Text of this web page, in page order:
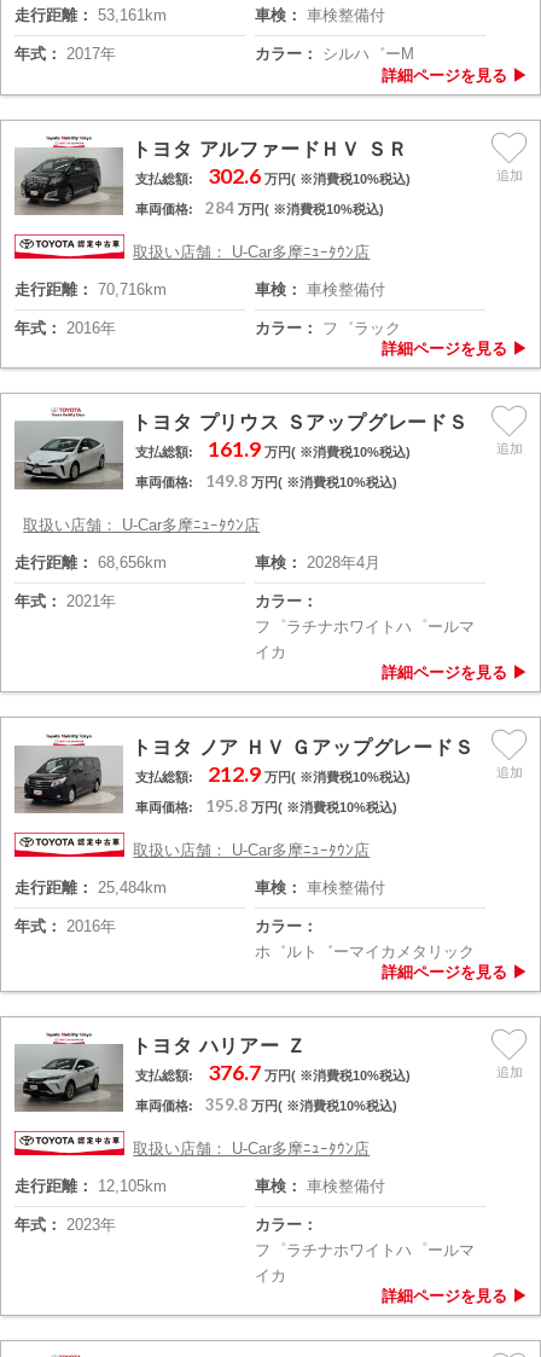
走行距離： 53,161km 車検： 車検整備付
年式： 2017年 カラー： シルハ゛ーM
トヨタ アルファードＨＶ ＳＲ
支払総額: 302.6万円( ※消費税10%税込)
車両価格: 284 万円( ※消費税10%税込)
取扱い店舗： U-Car多摩ﾆｭｰﾀｳﾝ店
走行距離： 70,716km 車検： 車検整備付
年式： 2016年 カラー： フ゛ラック
トヨタ プリウス ＳアップグレードＳ
支払総額: 161.9万円( ※消費税10%税込)
車両価格: 149.8 万円( ※消費税10%税込)
取扱い店舗： U-Car多摩ﾆｭｰﾀｳﾝ店
走行距離： 68,656km 車検： 2028年4月
年式： 2021年
カラー：
フ゜ラチナホワイトハ゜ールマ
イカ
トヨタ ノア ＨＶ ＧアップグレードＳ
支払総額: 212.9万円( ※消費税10%税込)
車両価格: 195.8 万円( ※消費税10%税込)
取扱い店舗： U-Car多摩ﾆｭｰﾀｳﾝ店
走行距離： 25,484km 車検： 車検整備付
年式： 2016年
カラー：
ホ゛ルト゛ーマイカメタリック
トヨタ ハリアー Ｚ
支払総額: 376.7万円( ※消費税10%税込)
車両価格: 359.8 万円( ※消費税10%税込)
取扱い店舗： U-Car多摩ﾆｭｰﾀｳﾝ店
走行距離： 12,105km 車検： 車検整備付
年式： 2023年
カラー：
フ゜ラチナホワイトハ゜ールマ
イカ